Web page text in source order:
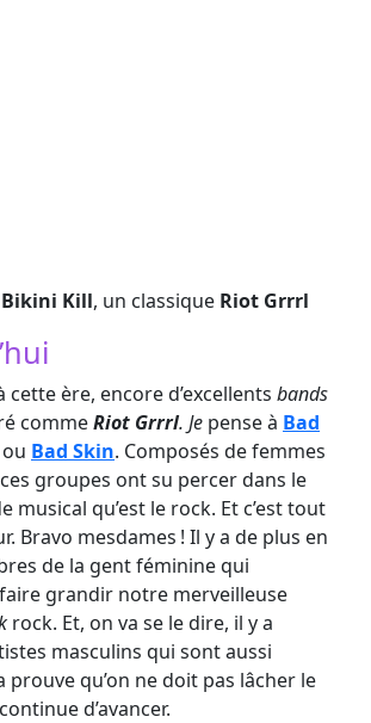
Bikini Kill, un classique Riot Grrrl
cette ère, encore d’excellents bands
commeRiot Grrrl. Je pense à Bad
ou Bad Skin. Composés de femmes
groupes ont su percer dans le
musical qu’est le rock. Et c’est tout
Bravo mesdames ! Il y a de plus en
de la gent féminine qui
grandir notre merveilleuse
rock. Et, on va se le dire, il y a
masculins qui sont aussi
prouve qu’on ne doit pas lâcher le
d’avancer.